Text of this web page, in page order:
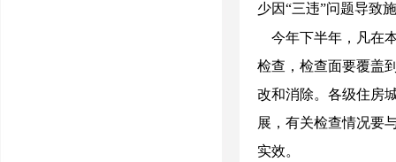
少因“三违”问题导致
今年下半年，凡在
检查，检查面要覆盖
改和消除。各级住房
展，有关检查情况要
实效。